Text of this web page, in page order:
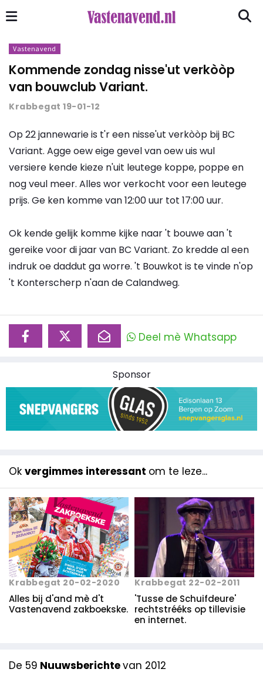
Vastenavend
Kommende zondag nisse'ut verkòòp
van bouwclub Variant.
Krabbegat 19-01-12
Op 22 jannewarie is t'r een nisse'ut verkòòp bij BC
Variant. Agge oew eige gevel van oew uis wul
versiere kende kieze n'uit leutege koppe, poppe en
nog veul meer. Alles wor verkocht voor een leutege
prijs. Ge ken komme van 12:00 uur tot 17:00 uur.
Ok kende gelijk komme kijke naar 't bouwe aan 't
gereike voor di jaar van BC Variant. Zo kredde al een
indruk oe daddut ga worre. 't Bouwkot is te vinde n'op
't Konterscherp n'aan de Calandweg.
Deel mè Whatsapp
Sponsor
Ok vergimmes interessant om te leze...
Krabbegat 20-02-2020
Alles bij d'and mè d't
Vastenavend zakboekske.
Krabbegat 22-02-2011
'Tusse de Schuifdeure'
rechtstrééks op tillevisie
en internet.
De 59 Nuuwsberichtevan 2012